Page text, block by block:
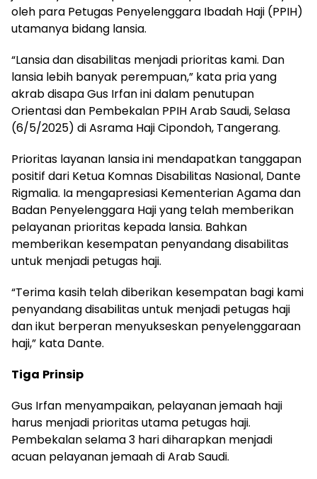
oleh para Petugas Penyelenggara Ibadah Haji (PPIH)
utamanya bidang lansia.
“Lansia dan disabilitas menjadi prioritas kami. Dan
lansia lebih banyak perempuan,” kata pria yang
akrab disapa Gus Irfan ini dalam penutupan
Orientasi dan Pembekalan PPIH Arab Saudi, Selasa
(6/5/2025) di Asrama Haji Cipondoh, Tangerang.
Prioritas layanan lansia ini mendapatkan tanggapan
positif dari Ketua Komnas Disabilitas Nasional, Dante
Rigmalia. Ia mengapresiasi Kementerian Agama dan
Badan Penyelenggara Haji yang telah memberikan
pelayanan prioritas kepada lansia. Bahkan
memberikan kesempatan penyandang disabilitas
untuk menjadi petugas haji.
“Terima kasih telah diberikan kesempatan bagi kami
penyandang disabilitas untuk menjadi petugas haji
dan ikut berperan menyukseskan penyelenggaraan
haji,” kata Dante.
Tiga Prinsip
Gus Irfan menyampaikan, pelayanan jemaah haji
harus menjadi prioritas utama petugas haji.
Pembekalan selama 3 hari diharapkan menjadi
acuan pelayanan jemaah di Arab Saudi.